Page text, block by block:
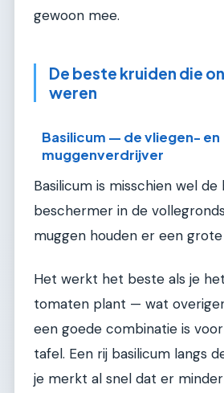
gewoon mee.
De beste kruiden die
weren
Basilicum — de vliegen- en
muggenverdrijver
Basilicum is misschien wel
beschermer in de
muggen houden er een
Het werkt het beste als je
tomaten plant — wat
een goede combinatie is
tafel. Een rij basilicum langs
je merkt al snel dat er